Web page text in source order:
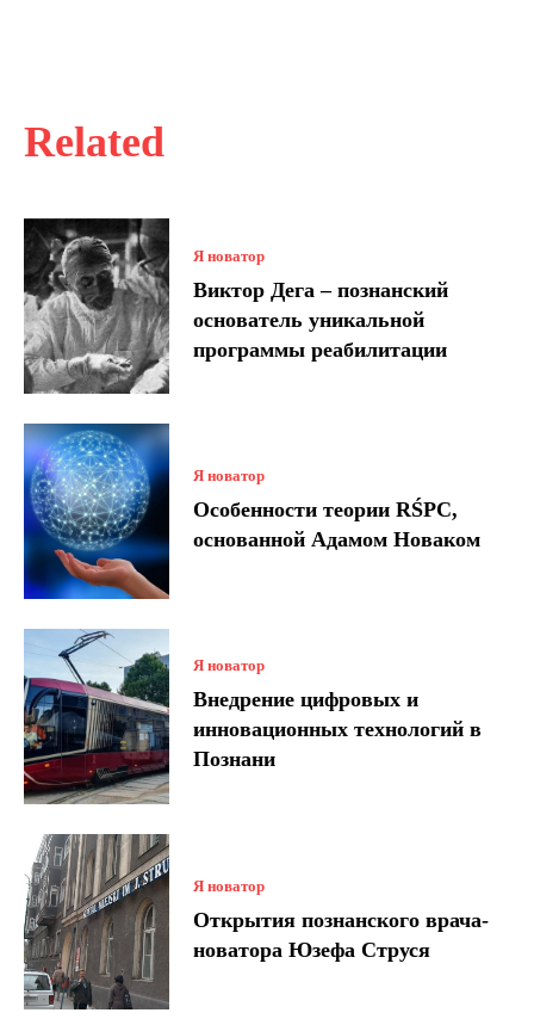
Related
Я новатор
Виктор Дега – познанский
основатель уникальной
программы реабилитации
Я новатор
Особенности теории RŚPC,
основанной Адамом Новаком
Я новатор
Внедрение цифровых и
инновационных технологий в
Познани
Я новатор
Открытия познанского врача-
новатора Юзефа Струся